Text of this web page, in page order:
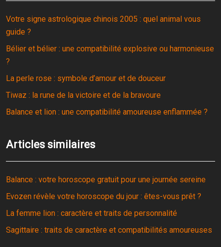
Votre signe astrologique chinois 2005 : quel animal vous
guide ?
Bélier et bélier : une compatibilité explosive ou harmonieuse
?
La perle rose : symbole d’amour et de douceur
Tiwaz : la rune de la victoire et de la bravoure
Balance et lion : une compatibilité amoureuse enflammée ?
Articles similaires
Balance : votre horoscope gratuit pour une journée sereine
Evozen révèle votre horoscope du jour : êtes-vous prêt ?
La femme lion : caractère et traits de personnalité
Sagittaire : traits de caractère et compatibilités amoureuses